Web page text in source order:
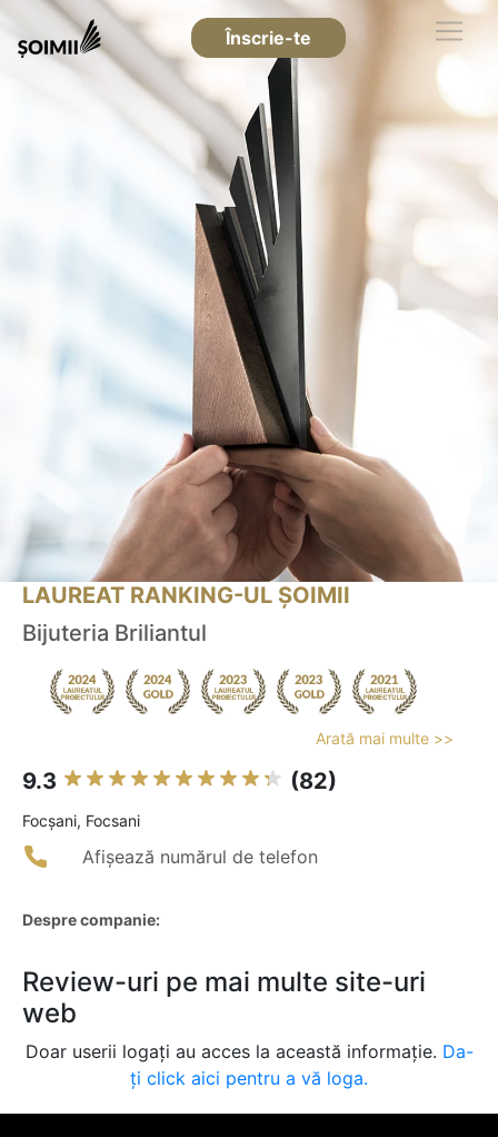
Înscrie-te
LAUREAT RANKING-UL ȘOIMII
Bijuteria Briliantul
Arată mai multe >>
9.3 (82)
Focşani, Focsani
Afișează numărul de telefon
Despre companie:
Review-uri pe mai multe site-uri
web
Doar userii logați au acces la această informație. Da-
ți click aici pentru a vă loga.